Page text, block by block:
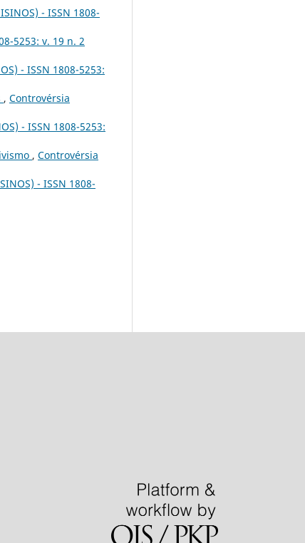
- ISSN 1808-
5253: v. 19 n. 2
- ISSN 1808-5253:
, Controvérsia
- ISSN 1808-5253:
, Controvérsia
- ISSN 1808-